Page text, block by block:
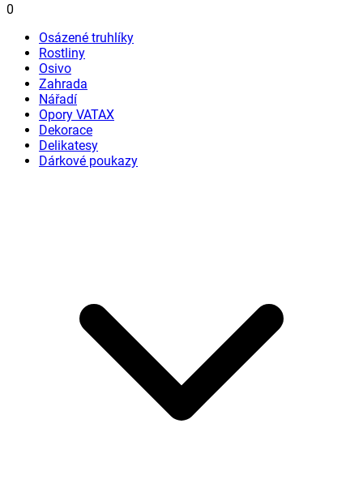
0
Osázené truhlíky
Rostliny
Osivo
Zahrada
Nářadí
Opory VATAX
Dekorace
Delikatesy
Dárkové poukazy